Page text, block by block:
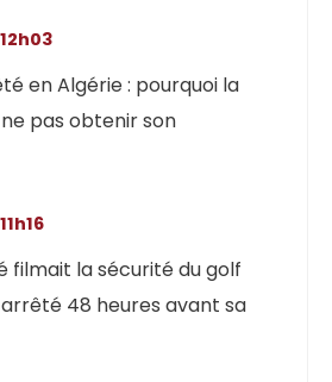
en Algérie : pourquoi la
pas obtenir son
filmait la sécurité du golf
48 heures avant sa